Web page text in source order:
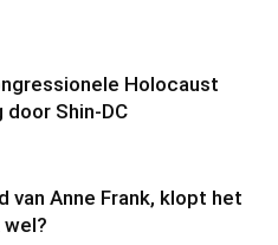
Holocaust
door Shin-DC
van Anne Frank, klopt het